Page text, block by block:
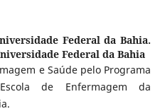
Federal da Bahia.
Federal da Bahia
e Saúde pelo Programa
de Enfermagem da